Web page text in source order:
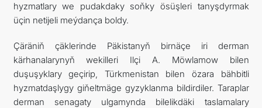
hyzmatlary we pudakdaky soňky ösüşleri tanyşdyrmak
üçin netijeli meýdança boldy.
Çäräniň çäklerinde Päkistanyň birnäçe iri derman
kärhanalarynyň wekilleri Ilçi A. Möwlamow bilen
duşuşyklary geçirip, Türkmenistan bilen özara bähbitli
hyzmatdaşlygy giňeltmäge gyzyklanma bildirdiler. Taraplar
derman senagaty ulgamynda bilelikdäki taslamalary